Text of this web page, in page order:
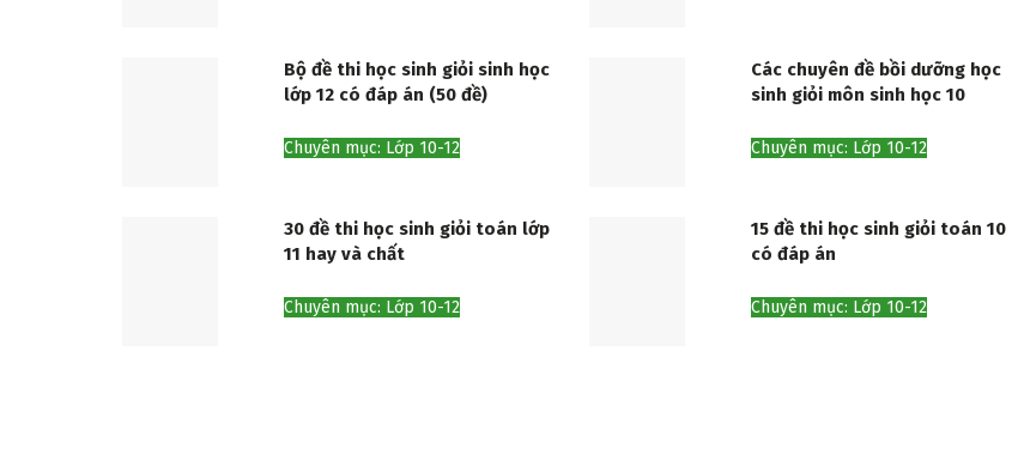
Bộ đề thi học sinh giỏi sinh học
lớp 12 có đáp án (50 đề)
Chuyên mục: Lớp 10-12
Các chuyên đề bồi dưỡng học
sinh giỏi môn sinh học 10
Chuyên mục: Lớp 10-12
30 đề thi học sinh giỏi toán lớp
11 hay và chất
Chuyên mục: Lớp 10-12
15 đề thi học sinh giỏi toán 10
có đáp án
Chuyên mục: Lớp 10-12